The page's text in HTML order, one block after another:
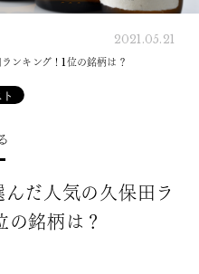
ンキング！1位の銘柄は？
2021.05.21
だ人気の久保田ラ
の銘柄は？